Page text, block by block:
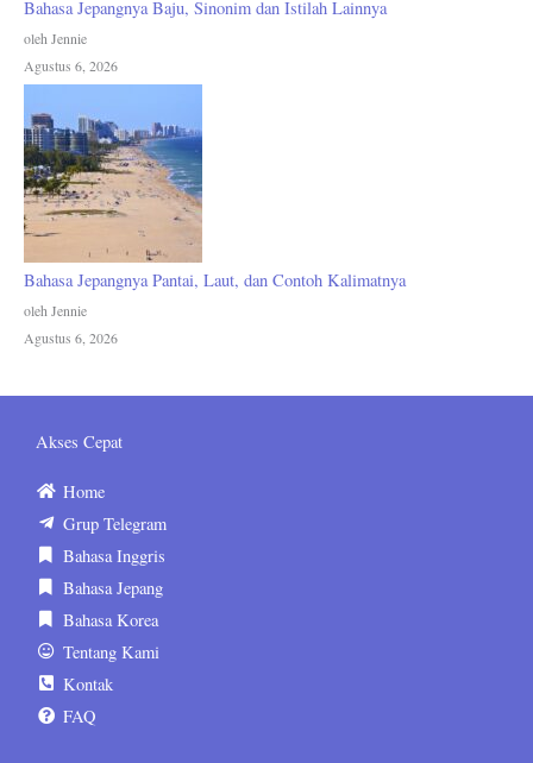
Bahasa Jepangnya Baju, Sinonim dan Istilah Lainnya
oleh Jennie
Agustus 6, 2026
Bahasa Jepangnya Pantai, Laut, dan Contoh Kalimatnya
oleh Jennie
Agustus 6, 2026
Akses Cepat
Home
Grup Telegram
Bahasa Inggris
Bahasa Jepang
Bahasa Korea
Tentang Kami
Kontak
FAQ